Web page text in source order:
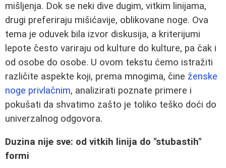
mišljenja. Dok se neki dive dugim, vitkim linijama,
drugi preferiraju mišićavije, oblikovane noge. Ova
tema je oduvek bila izvor diskusija, a kriterijumi
lepote često variraju od kulture do kulture, pa čak i
od osobe do osobe. U ovom tekstu ćemo istražiti
različite aspekte koji, prema mnogima, čine ženske
noge privlačnim, analizirati poznate primere i
pokušati da shvatimo zašto je toliko teško doći do
univerzalnog odgovora.
Duzina nije sve: od vitkih linija do "stubastih"
formi